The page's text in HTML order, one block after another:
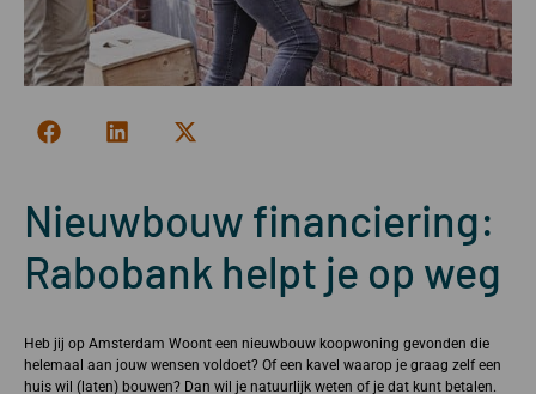
Nieuwbouw financiering:
Rabobank helpt je op weg
Heb jij op Amsterdam Woont een nieuwbouw koopwoning gevonden die
helemaal aan jouw wensen voldoet? Of een kavel waarop je graag zelf een
huis wil (laten) bouwen? Dan wil je natuurlijk weten of je dat kunt betalen.